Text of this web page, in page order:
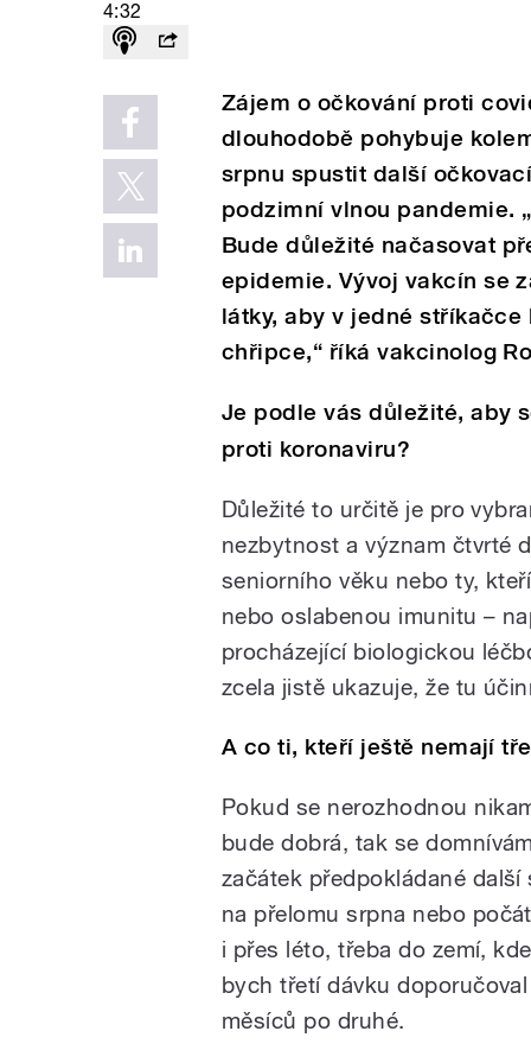
4:32
Zájem o očkování proti
dlouhodobě pohybuje
srpnu spustit další
podzimní vlnou pandemie.
Bude důležité načasovat
epidemie. Vývoj vakcín se
látky, aby v jedné
chřipce,“ říká vakcinolog
Je podle vás důležité, aby
proti koronaviru?
Důležité to určitě je pro
nezbytnost a význam čtvrté
seniorního věku nebo ty,
nebo oslabenou imunitu –
procházející biologickou
zcela jistě ukazuje, že tu
A co ti, kteří ještě nemají
Pokud se nerozhodnou
bude dobrá, tak se
začátek předpokládané
na přelomu srpna nebo
i přes léto, třeba do zemí,
bych třetí dávku
měsíců po druhé.